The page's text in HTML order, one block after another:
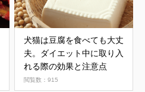
犬猫は豆腐を食べても大丈
夫。ダイエット中に取り入
れる際の効果と注意点
閲覧数：915